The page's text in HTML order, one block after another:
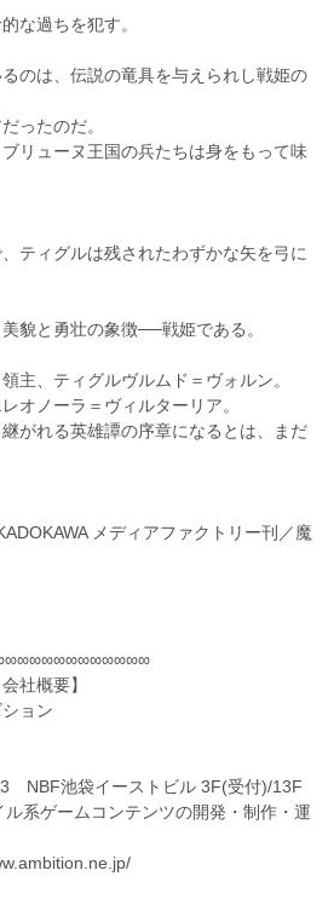
な過ちを犯す。
のは、伝説の竜具を与えられし戦姫の
ったのだ。
リューヌ王国の兵たちは身をもって味
ティグルは残されたわずかな矢を弓に
貌と勇壮の象徴──戦姫である。
主、ティグルヴルムド＝ヴォルン。
オノーラ＝ヴィルターリア。
がれる英雄譚の序章になるとは、まだ
メディアファクトリー刊／魔
社概要】
ョン
NBF池袋イーストビル 3F(受付)/13F
系ゲームコンテンツの開発・制作・運